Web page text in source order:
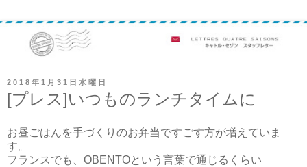
2018年1月31日水曜日
[プレス]いつものランチタイムに
お昼ごはんを手づくりのお弁当ですごす方が増えていま
す。
フランスでも、OBENTOという言葉で通じるくらい